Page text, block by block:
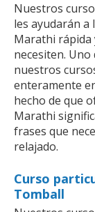
Nuestros
les ayudarán a
Marathi rápida
necesiten.
nuestros
enteramente
hecho de que
Marathi
frases que
relajado.
Curso
Tomball